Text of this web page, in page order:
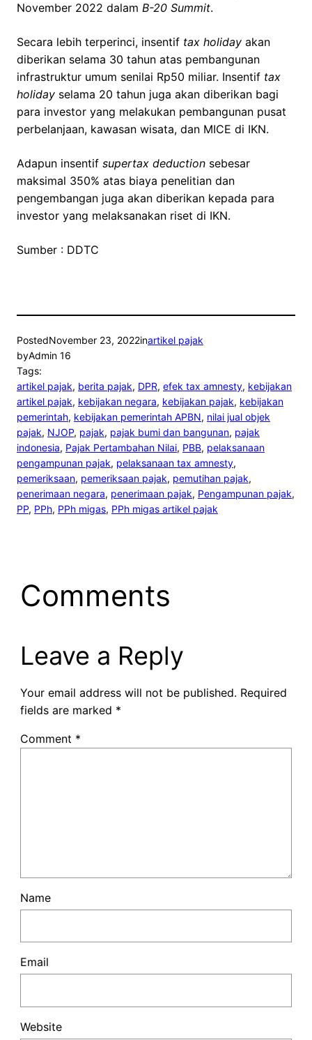
November 2022 dalam B-20 Summit.
Secara lebih terperinci, insentif tax holiday akan
diberikan selama 30 tahun atas pembangunan
infrastruktur umum senilai Rp50 miliar. Insentif tax
holiday selama 20 tahun juga akan diberikan bagi
para investor yang melakukan pembangunan pusat
perbelanjaan, kawasan wisata, dan MICE di IKN.
Adapun insentif supertax deduction sebesar
maksimal 350% atas biaya penelitian dan
pengembangan juga akan diberikan kepada para
investor yang melaksanakan riset di IKN.
Sumber : DDTC
PostedNovember 23, 2022inartikel pajak
byAdmin 16
Tags:
artikel pajak, berita pajak, DPR, efek tax amnesty, kebijakan
artikel pajak, kebijakan negara, kebijakan pajak, kebijakan
pemerintah, kebijakan pemerintah APBN, nilai jual objek
pajak, NJOP, pajak, pajak bumi dan bangunan, pajak
indonesia, Pajak Pertambahan Nilai, PBB, pelaksanaan
pengampunan pajak, pelaksanaan tax amnesty
pemeriksaan, pemeriksaan pajak, pemutihan pajak
penerimaan negara, penerimaan pajak, Pengampunan pajak
PP, PPh, PPh migas, PPh migas artikel pajak
Comments
Leave a Reply
Your email address will not be published. Required
fields are marked *
Comment *
Name
Email
Website